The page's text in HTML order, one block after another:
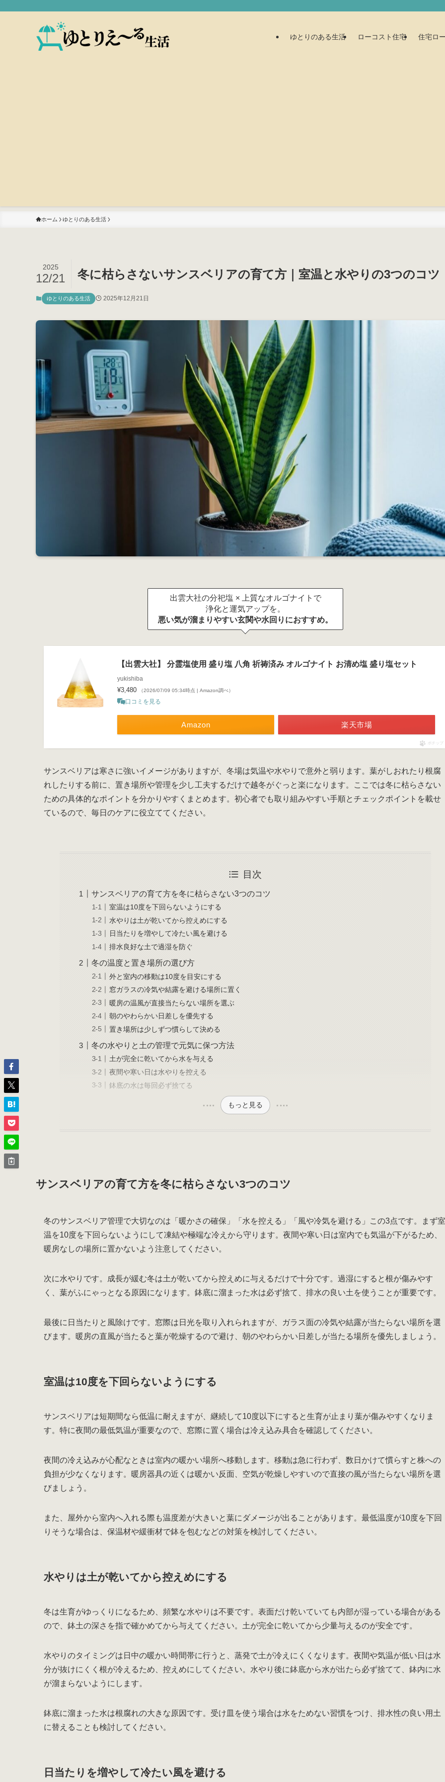
ゆとりのある生活 ローコスト住宅 住宅ロ
ホーム ゆとりのある生活
冬に枯らさないサンスベリアの育て方｜室温と水やりの3つのコツ
2025
12/21
ゆとりのある生活 2025年12月21日
出雲大社の分祀塩 × 上質なオルゴナイトで
浄化と運気アップを。
悪い気が溜まりやすい玄関や水回りにおすすめ。
【出雲大社】 分霊塩使用 盛り塩 八角 祈祷済み オルゴナイト お清め塩 盛り塩セット
yukishiba
¥3,480 （2026/07/09 05:34時点 | Amazon調べ）
口コミを見る
Amazon 楽天市場
ポチップ
サンスベリアは寒さに強いイメージがありますが、冬場は気温や水やりで意外と弱ります。葉がしおれたり根腐
れしたりする前に、置き場所や管理を少し工夫するだけで越冬がぐっと楽になります。ここでは冬に枯らさない
ための具体的なポイントを分かりやすくまとめます。初心者でも取り組みやすい手順とチェックポイントを載せ
ているので、毎日のケアに役立ててください。
目次
サンスベリアの育て方を冬に枯らさない3つのコツ
室温は10度を下回らないようにする
水やりは土が乾いてから控えめにする
日当たりを増やして冷たい風を避ける
排水良好な土で過湿を防ぐ
冬の温度と置き場所の選び方
外と室内の移動は10度を目安にする
窓ガラスの冷気や結露を避ける場所に置く
暖房の温風が直接当たらない場所を選ぶ
朝のやわらかい日差しを優先する
置き場所は少しずつ慣らして決める
冬の水やりと土の管理で元気に保つ方法
土が完全に乾いてから水を与える
夜間や寒い日は水やりを控える
鉢底の水は毎回必ず捨てる
もっと見る
サンスベリアの育て方を冬に枯らさない3つのコツ
冬のサンスベリア管理で大切なのは「暖かさの確保」「水を控える」「風や冷気を避ける」この3点です。まず室
温を10度を下回らないようにして凍結や極端な冷えから守ります。夜間や寒い日は室内でも気温が下がるため、
暖房なしの場所に置かないよう注意してください。
次に水やりです。成長が緩む冬は土が乾いてから控えめに与えるだけで十分です。過湿にすると根が傷みやす
く、葉がふにゃっとなる原因になります。鉢底に溜まった水は必ず捨て、排水の良い土を使うことが重要です。
最後に日当たりと風除けです。窓際は日光を取り入れられますが、ガラス面の冷気や結露が当たらない場所を選
びます。暖房の直風が当たると葉が乾燥するので避け、朝のやわらかい日差しが当たる場所を優先しましょう。
室温は10度を下回らないようにする
サンスベリアは短期間なら低温に耐えますが、継続して10度以下にすると生育が止まり葉が傷みやすくなりま
す。特に夜間の最低気温が重要なので、窓際に置く場合は冷え込み具合を確認してください。
夜間の冷え込みが心配なときは室内の暖かい場所へ移動します。移動は急に行わず、数日かけて慣らすと株への
負担が少なくなります。暖房器具の近くは暖かい反面、空気が乾燥しやすいので直接の風が当たらない場所を選
びましょう。
また、屋外から室内へ入れる際も温度差が大きいと葉にダメージが出ることがあります。最低温度が10度を下回
りそうな場合は、保温材や緩衝材で鉢を包むなどの対策を検討してください。
水やりは土が乾いてから控えめにする
冬は生育がゆっくりになるため、頻繁な水やりは不要です。表面だけ乾いていても内部が湿っている場合がある
ので、鉢土の深さを指で確かめてから与えてください。土が完全に乾いてから少量与えるのが安全です。
水やりのタイミングは日中の暖かい時間帯に行うと、蒸発で土が冷えにくくなります。夜間や気温が低い日は水
分が抜けにくく根が冷えるため、控えめにしてください。水やり後に鉢底から水が出たら必ず捨てて、鉢内に水
が溜まらないようにします。
鉢底に溜まった水は根腐れの大きな原因です。受け皿を使う場合は水をためない習慣をつけ、排水性の良い用土
に替えることも検討してください。
日当たりを増やして冷たい風を避ける